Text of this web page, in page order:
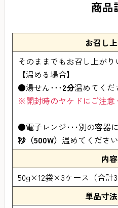
商品
お召し
そのままでもお召し上がり
【温める場合】
●湯せん･･･2分温めてくだ
※開封時のヤケドにご注意
●電子レンジ･･･別の容器
秒（500W） 温めてください
内
50g×12袋×3ケース（合計
単品寸